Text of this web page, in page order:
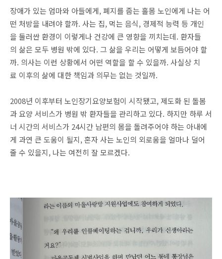
장애가 있는 엄마와 아들에게, 폐지를 줍는 홀몸 노인에게 나는 어
떤 처방을 내려야 할까. 사는 집, 먹는 음식, 경제적 능력 등 개인
을 둘러싼 환경이 이렇게나 건강에 큰 영향을 끼치는데. 환자들
의 삶은 모두 병원 밖에 있다. 그 삶을 우리는 어떻게 보듬어야 할
까. 의사는 이런 상황에서 어떤 역할을 할 수 있을까. 사실상 치
료 이후의 삶에 대한 책임과 의무는 없는 것일까.
2008년 이후부터 노인장기요양보험이 시작됐고, 제도화 된 돌봄
과 요양 서비스가 병원 밖 환자들을 관리하고 있다. 하지만 하루 서
너 시간의 서비스가 24시간 남편의 몸을 돌려주어야 하는 아내에
게 과연 큰 도움이 될지, 혼자 사는 노인의 외로움을 얼마나 덜어
줄 수 있을지, 나는 여전히 잘 모르겠다.